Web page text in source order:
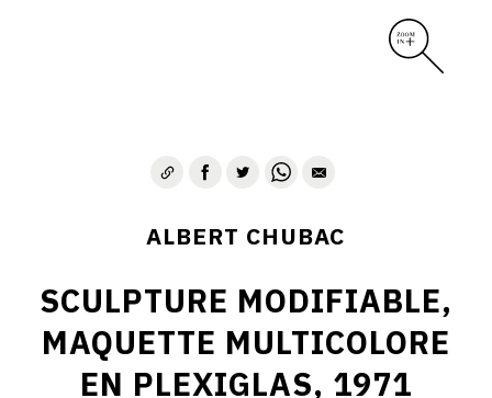
ALBERT CHUBAC
SCULPTURE MODIFIABLE,
MAQUETTE MULTICOLORE
EN PLEXIGLAS, 1971